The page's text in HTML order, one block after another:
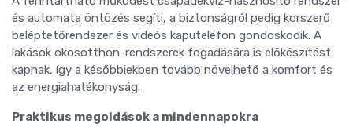
és automata öntözés segíti, a biztonságról pedig korszerű
beléptetőrendszer és videós kaputelefon gondoskodik. A
lakások okosotthon-rendszerek fogadására is előkészítést
kapnak, így a későbbiekben tovább növelhető a komfort és
az energiahatékonyság.
Praktikus megoldások a mindennapokra